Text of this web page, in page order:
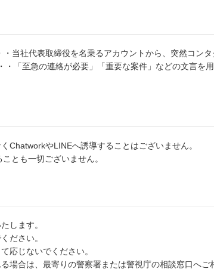
当社代表取締役を名乗るアカウントから、突然コンタ
「至急の連絡が必要」「重要な案件」などの文言を
ChatworkやLINEへ誘導することはございません。
とも一切ございません。
します。
ださい。
応じないでください。
場合は、最寄りの警察署または警視庁の相談窓口へご